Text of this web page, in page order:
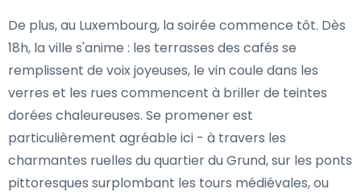
De plus, au Luxembourg, la soirée commence tôt. Dès
18h, la ville s'anime : les terrasses des cafés se
remplissent de voix joyeuses, le vin coule dans les
verres et les rues commencent à briller de teintes
dorées chaleureuses. Se promener est
particulièrement agréable ici - à travers les
charmantes ruelles du quartier du Grund, sur les ponts
pittoresques surplombant les tours médiévales, ou